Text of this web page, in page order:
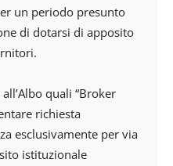
un periodo presunto
di dotarsi di apposito
quali “Broker
richiesta
esclusivamente per via
istituzionale